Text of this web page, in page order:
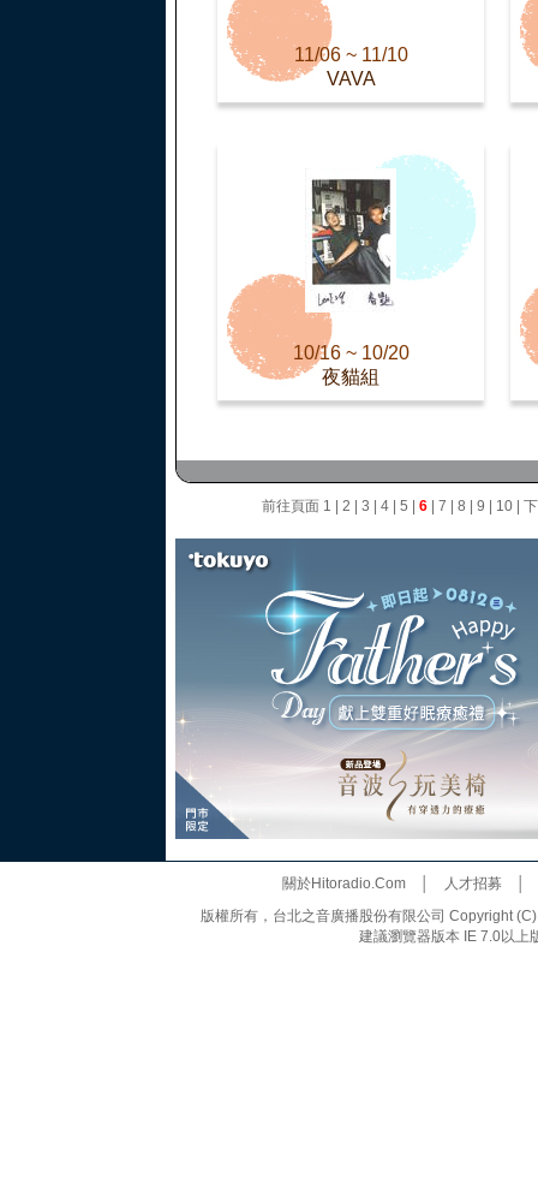
11/06 ~ 11/10
VAVA
10/16 ~ 10/20
夜貓組
前往頁面 1 2 3 4| 5 6| 7 8 9 10|
關於Hitoradio.Com│ 人才招募
版權所有，台北之音廣播股份有限公司 Copyright
建議瀏覽器版本 IE 7.0以上